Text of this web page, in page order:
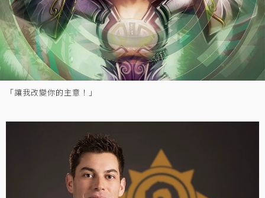
「讓我改變你的主意！」